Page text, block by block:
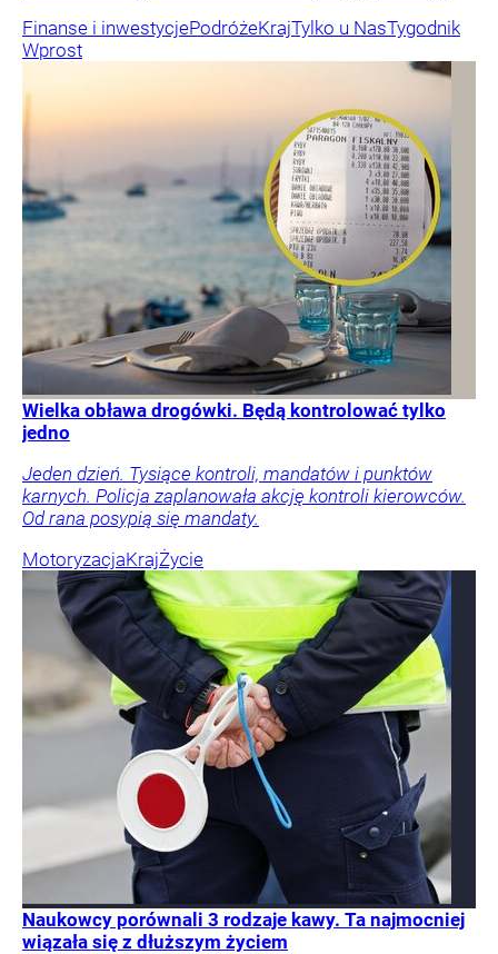
Finanse i inwestycjePodróżeKrajTylko u NasTygodnik
Wprost
Wielka obława drogówki. Będą kontrolować tylko
jedno
Jeden dzień. Tysiące kontroli, mandatów i punktów
karnych. Policja zaplanowała akcję kontroli kierowców.
Od rana posypią się mandaty.
MotoryzacjaKrajŻycie
Naukowcy porównali 3 rodzaje kawy. Ta najmocniej
wiązała się z dłuższym życiem